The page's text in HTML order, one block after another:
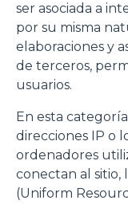
ser asociada a
por su misma
elaboraciones y
de terceros,
usuarios.
En esta
direcciones IP o
ordenadores
conectan al sitio,
(Uniform